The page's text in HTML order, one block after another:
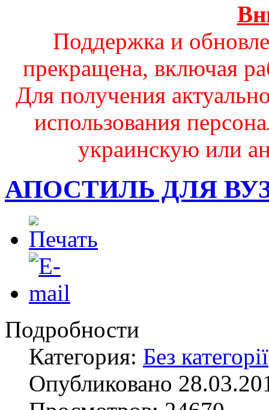
Поддержка и
прекращена, включая
Для получения
использования
украинскую или
АПОСТИЛЬ ДЛЯ
Подробности
Категория: Без категорії
Опубликовано